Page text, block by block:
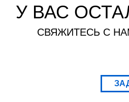
У ВАС
СВЯЖИТЕСЬ С